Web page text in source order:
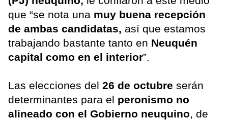
que “se nota una muy buena recepción
de ambas candidatas, así que estamos
trabajando bastante tanto en Neuquén
capital como en el interior”.
Las elecciones del 26 de octubre serán
determinantes para el peronismo no
alineado con el Gobierno neuquino, de